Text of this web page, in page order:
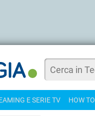
E SERIE TV HOW TO